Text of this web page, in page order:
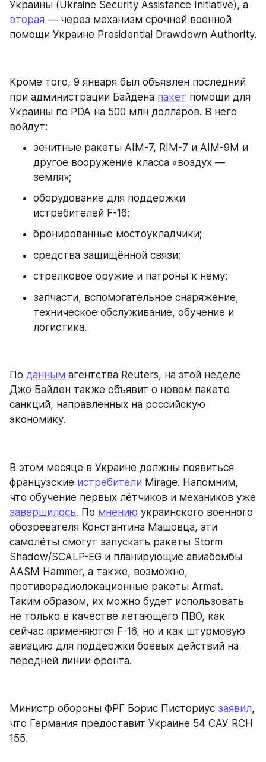
вторая — через механизм срочной военной
помощи Украине Presidential Drawdown Authority.
Кроме того, 9 января был объявлен последний
при администрации Байдена пакет помощи для
Украины по PDA на 500 млн долларов. В него
войдут:
зенитные ракеты AIM-7, RIM-7 и AIM-9M и
другое вооружение класса «воздух —
земля»;
оборудование для поддержки
истребителей F-16;
бронированные мостоукладчики;
средства защищённой связи;
стрелковое оружие и патроны к нему;
запчасти, вспомогательное снаряжение,
техническое обслуживание, обучение и
логистика.
По данным агентства Reuters, на этой неделе
Джо Байден также объявит о новом пакете
санкций, направленных на российскую
экономику.
В этом месяце в Украине должны появиться
французские истребители Mirage. Напомним,
завершилось. По мнению украинского военного
обозревателя Константина Машовца, эти
самолёты смогут запускать ракеты Storm
Shadow/SCALP-EG и планирующие авиабомбы
AASM Hammer, а также, возможно,
противорадиолокационные ракеты Armat.
Таким образом, их можно будет использовать
не только в качестве летающего ПВО, как
сейчас применяются F-16, но и как штурмовую
авиацию для поддержки боевых действий на
передней линии фронта.
Министр обороны ФРГ Борис Писториус заявил,
что Германия предоставит Украине 54 САУ RCH
155.